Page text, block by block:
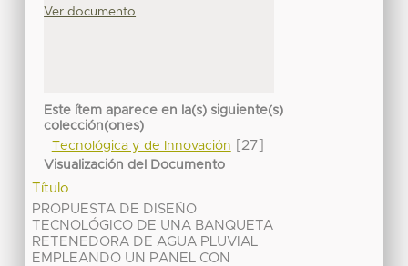
Ver documento
Este ítem aparece en la(s) siguiente(s)
colección(ones)
Tecnológica y de Innovación
[27]
Visualización del Documento
Título
PROPUESTA DE DISEÑO
TECNOLÓGICO DE UNA BANQUETA
RETENEDORA DE AGUA PLUVIAL
EMPLEANDO UN PANEL CON